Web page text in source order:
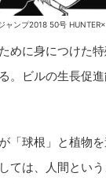
ャンプ2018 50号
めに身につけた
。ビルの生長促
「球根」と植物
ては、人間とい